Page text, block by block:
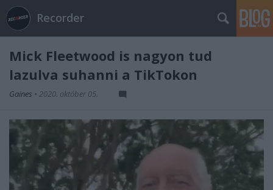
Recorder
Mick Fleetwood is nagyon tud
lazulva suhanni a TikTokon
Gaines • 2020. október 05.